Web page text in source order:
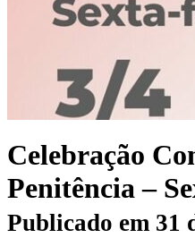
Celebração
Penitência –
Publicado em 31